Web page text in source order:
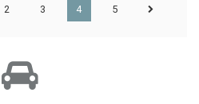
2 3 4 5